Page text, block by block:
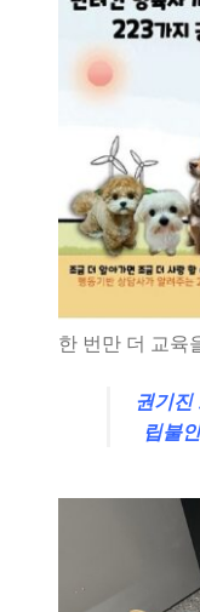
한 번만 더 교육
권기진
립불